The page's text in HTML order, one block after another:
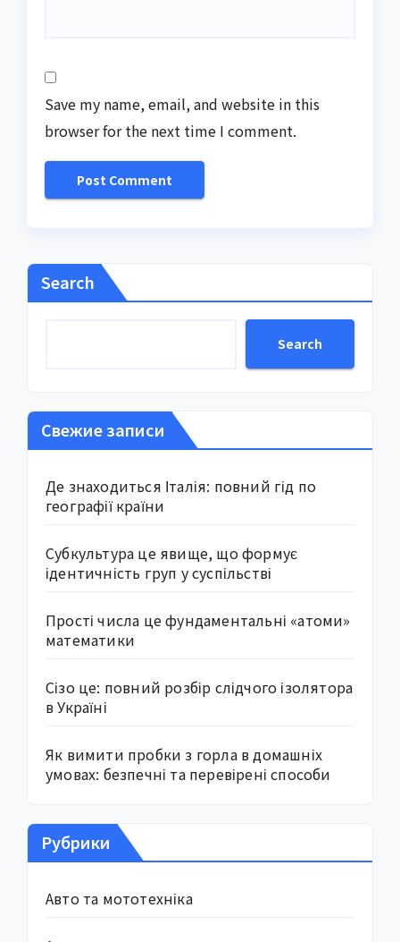
Save my name, email, and website in this
browser for the next time I comment.
Search
Search
Свежие записи
Де знаходиться Італія: повний гід по
географії країни
Субкультура це явище, що формує
ідентичність груп у суспільстві
Прості числа це фундаментальні «атоми»
математики
Сізо це: повний розбір слідчого ізолятора
в Україні
Як вимити пробки з горла в домашніх
умовах: безпечні та перевірені способи
Рубрики
Авто та мототехніка